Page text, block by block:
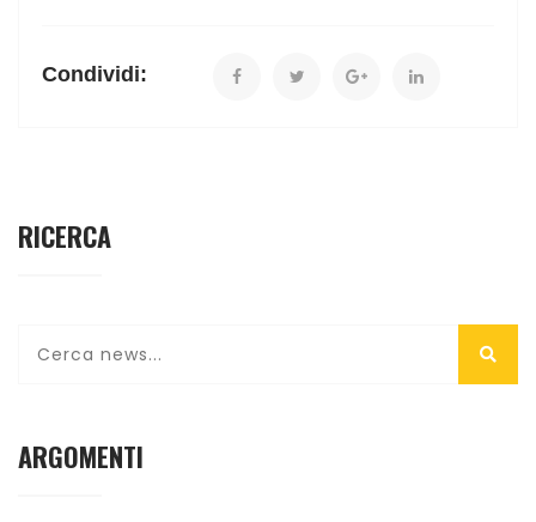
Condividi:
RICERCA
ARGOMENTI